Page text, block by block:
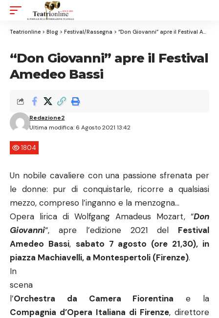
Resizer
Teatrionline > Blog > Festival/Rassegna > “Don Giovanni” apre il Festival Amedeo Bassi
“Don Giovanni” apre il Festival
Amedeo Bassi
Ultima modifica: 6 Agosto 2021 13:42
Redazione2
1804
Un nobile cavaliere con una passione sfrenata per
le donne: pur di conquistarle, ricorre a qualsiasi
mezzo, compreso l’inganno e la menzogna…
Opera lirica di Wolfgang Amadeus Mozart, “Don
Giovanni“, apre l’edizione 2021 del Festival
Amedeo Bassi, sabato 7 agosto (ore 21,30), in
piazza Machiavelli, a Montespertoli (Firenze).
In
scena
l’Orchestra da Camera Fiorentina e la
Compagnia d’Opera Italiana di Firenze, direttore